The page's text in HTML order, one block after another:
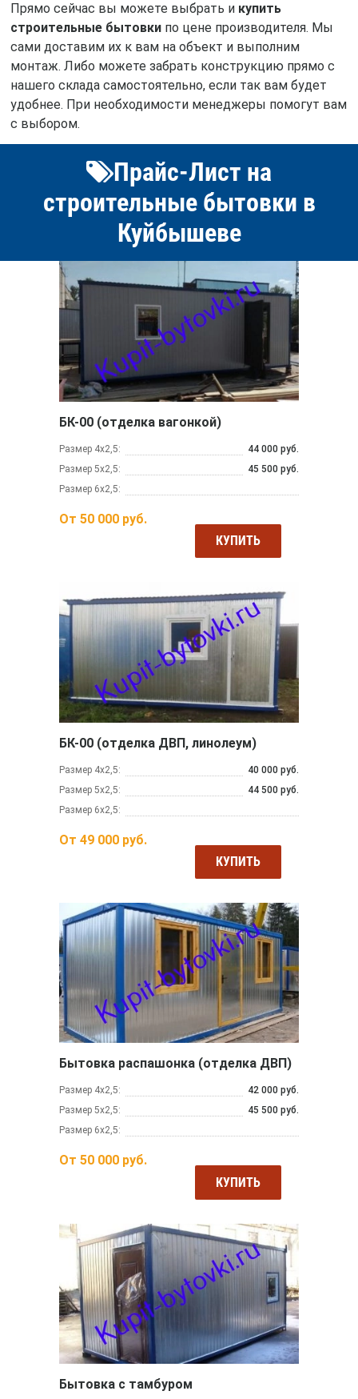
Прямо сейчас вы можете выбрать и купить
строительные бытовкипо цене производителя. Мы
сами доставим их к вам на объект и выполним
монтаж. Либо можете забрать конструкцию прямо с
нашего склада самостоятельно, если так вам будет
удобнее. При необходимости менеджеры помогут вам
с выбором.
Прайс-Лист на
строительные бытовки в
Куйбышеве
БК-00 (отделка вагонкой)
Размер 4х2,5:
44 000 руб.
Размер 5х2,5:
45 500 руб.
Размер 6х2,5:
От 50 000 руб.
КУПИТЬ
БК-00 (отделка ДВП, линолеум)
Размер 4х2,5:
40 000 руб.
Размер 5х2,5:
44 500 руб.
Размер 6х2,5:
От 49 000 руб.
КУПИТЬ
Бытовка распашонка (отделка ДВП)
Размер 4х2,5:
42 000 руб.
Размер 5х2,5:
45 500 руб.
Размер 6х2,5:
От 50 000 руб.
КУПИТЬ
Бытовка с тамбуром